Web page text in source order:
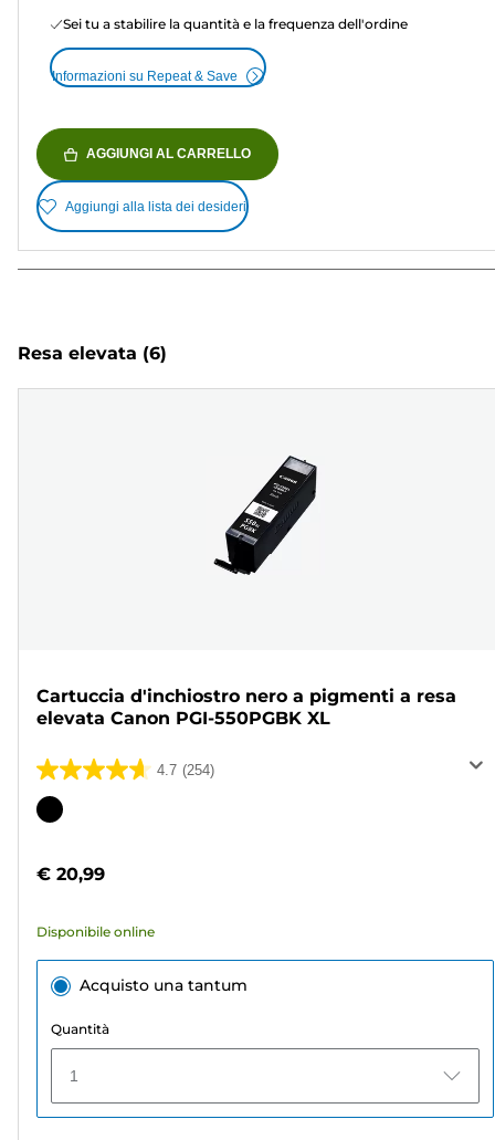
Sei tu a stabilire la quantità e la frequenza dell'ordine
Informazioni su Repeat & Save
AGGIUNGI AL CARRELLO
Aggiungi alla lista dei desideri
Resa elevata (6)
Cartuccia d'inchiostro nero a pigmenti a resa
elevata Canon PGI-550PGBK XL
4.7 (254)
4.7
su
254
Cartuccia
colori
€ 20,99
Disponibile online
Acquisto una tantum
Quantità
1